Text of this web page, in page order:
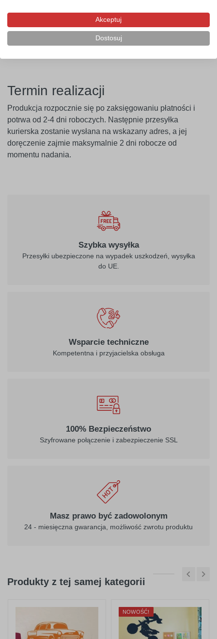
przeprowadzenie próby przyczepności. Producent nie
ponosi odpowiedzialności za nieprawidłowe zastosowanie
produktu. Szablon należy montować minimum 14 dni po
Termin realizacji
Produkcja rozpocznie się po zaksięgowaniu płatności i
potrwa od 2-4 dni roboczych. Następnie przesyłka
kurierska zostanie wysłana na wskazany adres, a jej
doręczenie zajmie maksymalnie 2 dni robocze od
momentu nadania.
Szybka wysyłka
Przesyłki ubezpieczone na wypadek uszkodzeń, wysyłka
do UE.
Wsparcie techniczne
Kompetentna i przyjacielska obsługa
100% Bezpieczeństwo
Szyfrowane połączenie i zabezpieczenie SSL
Masz prawo być zadowolonym
24 - miesięczna gwarancja, możliwość zwrotu produktu
Produkty z tej samej kategorii
NOWOŚĆ!
Akceptuj
Dostosuj